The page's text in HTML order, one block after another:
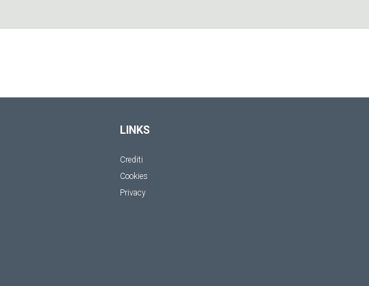
LINKS
Crediti
Cookies
Privacy